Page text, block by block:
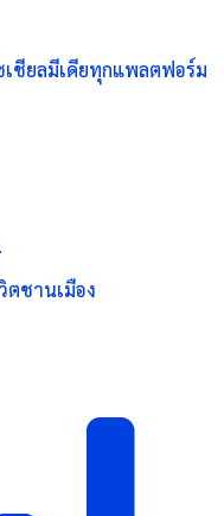
เชียลมีเดียทุกแพลตฟอร์ม
ชานเมือง